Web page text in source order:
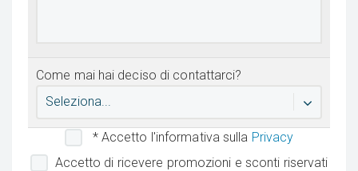
Come mai hai deciso di contattarci?
Seleziona...
* Accetto l'informativa sulla Privacy
Accetto di ricevere promozioni e sconti riservati